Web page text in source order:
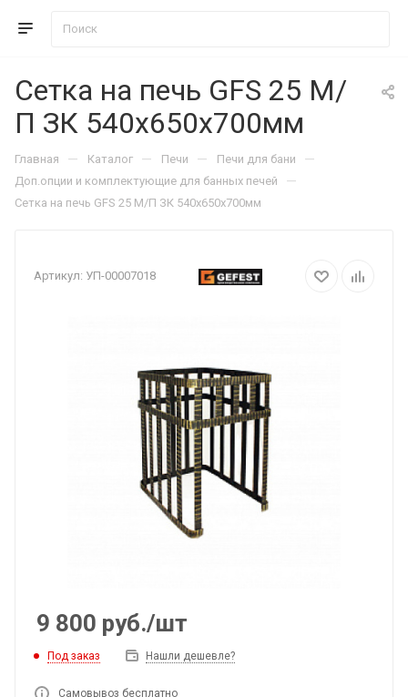
Сетка на печь GFS 25 М/
П ЗК 540х650х700мм
Главная — Каталог — Печи — Печи для бани —
Доп.опции и комплектующие для банных печей —
Сетка на печь GFS 25 М/П ЗК 540х650х700мм
Артикул: УП-00007018
9 800 руб./шт
Под заказ Нашли дешевле?
Самовывоз бесплатно